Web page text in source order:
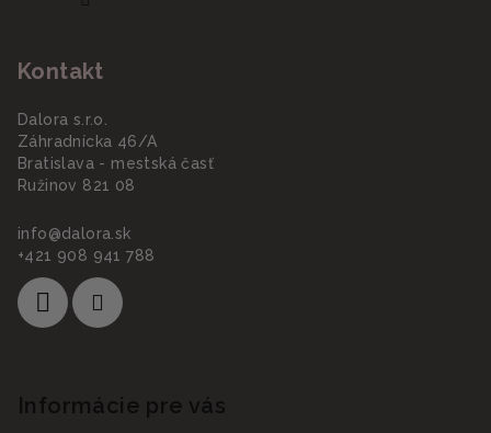
Kontakt
Dalora s.r.o.
Záhradnícka 46/A
Bratislava - mestská časť
Ružinov 821 08
info@dalora.sk
+421 908 941 788
Informácie pre vás